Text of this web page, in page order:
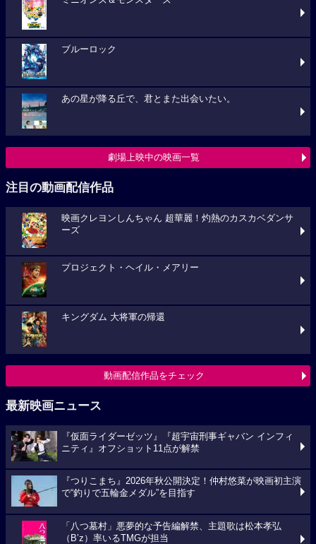
ブルーロック
あの星が降る丘で、君とまた出会いたい。
劇場上映中の映画一覧
注目の動画配信作品
映画クレヨンしんちゃん 超華麗！灼熱のカスカベダンサ
ーズ
プロジェクト・ヘイル・メアリー
キングダム 大将軍の帰還
動画配信作品をチェック
最新映画ニュース
『仮面ライダーゼッツ』『超宇宙刑事ギャバン インフィ
ニティ』オフショット11点が解禁
『つりこまち』2026年秋公開決定！仲村悠菜が映画初主演
で“釣りで五輪金メダル”を目指す
「八つ墓村」悪夢的な予告編解禁、主題歌は松本孝弘
（B’z）率いるTMGが担当